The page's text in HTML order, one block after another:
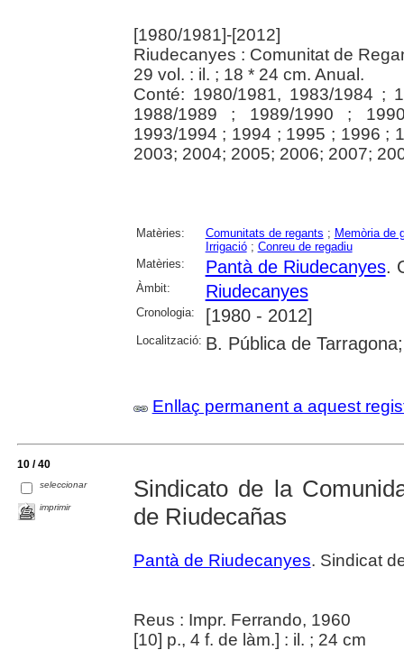
[1980/1981]-[2012]
Riudecanyes : Comunitat de
29 vol. : il. ; 18 * 24 cm. Anual.
Conté: 1980/1981, 1983/1984 ;
1988/1989 ; 1989/1990 ;
1993/1994 ; 1994 ; 1995 ; 1996 ;
2003; 2004; 2005; 2006; 2007;
Matèries: Comunitats de regants ; Memòria de
Irrigació; Conreu de regadiu
Matèries:
Pantà de Riudecanyes.
Àmbit: Riudecanyes
Cronologia: [1980 - 2012]
Localització: B. Pública de
Enllaç permanent a aquest
10 / 40
seleccionar
imprimir
Sindicato de la
de Riudecañas
Pantà de Riudecanyes. Sindicat
Reus : Impr. Ferrando, 1960
[10] p., 4 f. de làm.] : il. ; 24 cm